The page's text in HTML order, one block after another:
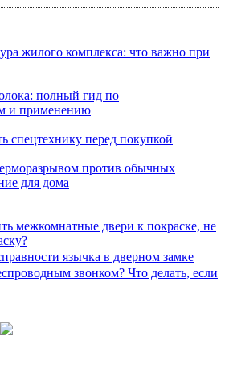
жилого комплекса: что важно при
полный гид по
и применению
спецтехнику перед покупкой
против обычных
для дома
межкомнатные двери к покраске, не
язычка в дверном замке
звонком? Что делать, если